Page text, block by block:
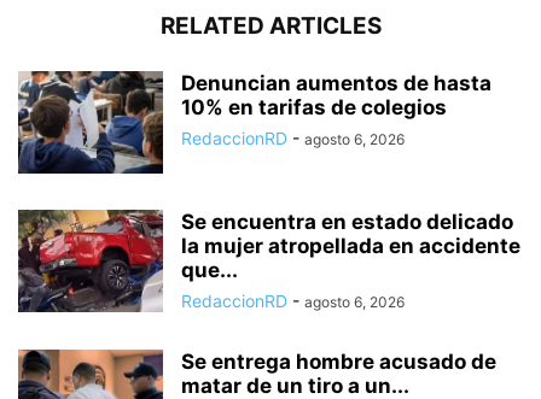
RELATED ARTICLES
Denuncian aumentos de hasta
10% en tarifas de colegios
RedaccionRD - agosto 6, 2026
Se encuentra en estado delicado
la mujer atropellada en accidente
que...
RedaccionRD - agosto 6, 2026
Se entrega hombre acusado de
matar de un tiro a un...